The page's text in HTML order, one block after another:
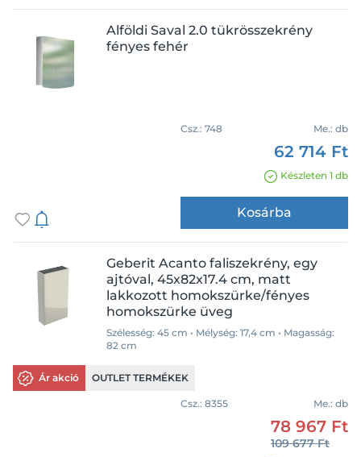
Alföldi Saval 2.0 tükrösszekrény
fényes fehér
Csz.: 748 Me.: db
62 714 Ft
Készleten 1 db
Kosárba
Geberit Acanto faliszekrény, egy
ajtóval, 45x82x17.4 cm, matt
lakkozott homokszürke/fényes
homokszürke üveg
Szélesség: 45 cm • Mélység: 17,4 cm • Magasság:
82 cm
Ár akció OUTLET TERMÉKEK
Csz.: 8355 Me.: db
78 967 Ft
109 677 Ft
Alföldi
Geberit
Ravak
One
Option
Option Plus
Saval
Szélesség
45 cm
60 cm